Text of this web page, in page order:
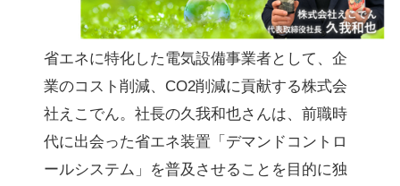
省エネに特化した電気設備事業者として、企
業のコスト削減、CO2削減に貢献する株式会
社えこでん。社長の久我和也さんは、前職時
代に出会った省エネ装置「デマンドコントロ
ールシステム」を普及させることを目的に独